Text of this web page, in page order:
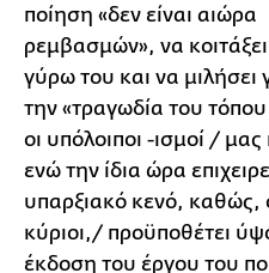
ποίηση «δεν είναι αιώρα
ρεμβασμών», να κοιτάξει
γύρω του και να μιλήσει
την «τραγωδία του τόπου
οι υπόλοιποι -ισμοί /
ενώ την ίδια ώρα
υπαρξιακό κενό, καθώς,
κύριοι,/ προϋποθέτει
έκδοση του έργου του